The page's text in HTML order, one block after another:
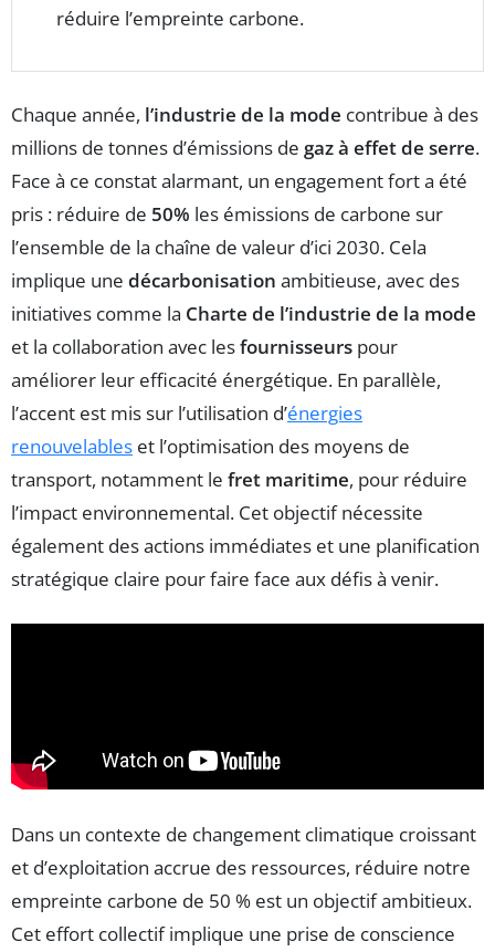
réduire l’empreinte carbone.
Chaque année, l’industrie de la mode contribue à des
millions de tonnes d’émissions de gaz à effet de serre.
Face à ce constat alarmant, un engagement fort a été
pris : réduire de 50% les émissions de carbone sur
l’ensemble de la chaîne de valeur d’ici 2030. Cela
implique une décarbonisation ambitieuse, avec des
initiatives comme la Charte de l’industrie de la mode
et la collaboration avec lesfournisseurs pour
améliorer leur efficacité énergétique. En parallèle,
l’accent est mis sur l’utilisation d’énergies
renouvelables et l’optimisation des moyens de
transport, notamment le fret maritime, pour réduire
l’impact environnemental. Cet objectif nécessite
également des actions immédiates et une planification
stratégique claire pour faire face aux défis à venir.
Dans un contexte de changement climatique croissant
et d’exploitation accrue des ressources, réduire notre
empreinte carbone de 50 % est un objectif ambitieux.
Cet effort collectif implique une prise de conscience